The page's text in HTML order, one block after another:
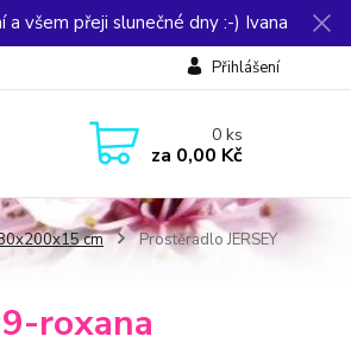
všem přeji slunečné dny :-) Ivana
Přihlášení
0ks
za 0,00 Kč
cm
Prostěradlo JERSEY
roxana